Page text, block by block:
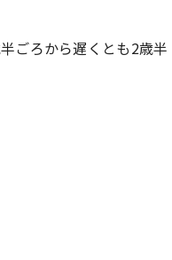
ごろから遅くとも2歳半